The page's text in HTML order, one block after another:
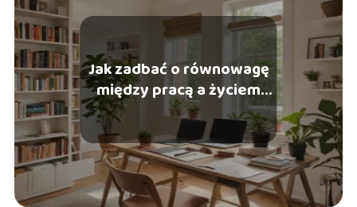
Jak zadbać o równowagę
między pracą a życiem
prywatnym?